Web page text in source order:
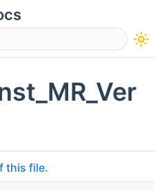
this file.